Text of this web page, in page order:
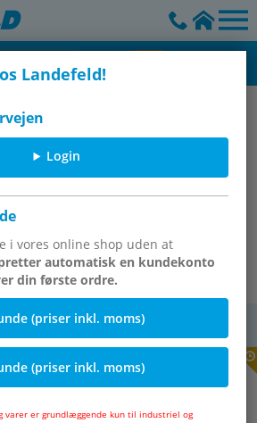
Landefeld!
Login
i vores online shop uden at
automatisk en kundekonto
din første ordre.
(priser inkl. moms)
(priser inkl. moms)
varer er grundlæggende kun til industriel og
varen